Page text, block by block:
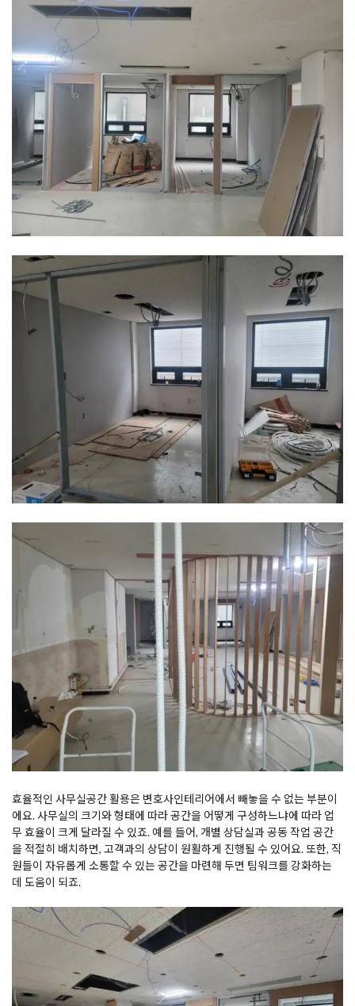
효율적인 사무실공간 활용은 변호사인테리어에서 빼놓을 수 없는 부분이
에요. 사무실의 크기와 형태에 따라 공간을 어떻게 구성하느냐에 따라 업
무 효율이 크게 달라질 수 있죠. 예를 들어, 개별 상담실과 공동 작업 공간
을 적절히 배치하면, 고객과의 상담이 원활하게 진행될 수 있어요. 또한, 직
원들이 자유롭게 소통할 수 있는 공간을 마련해 두면 팀워크를 강화하는
데 도움이 되죠.